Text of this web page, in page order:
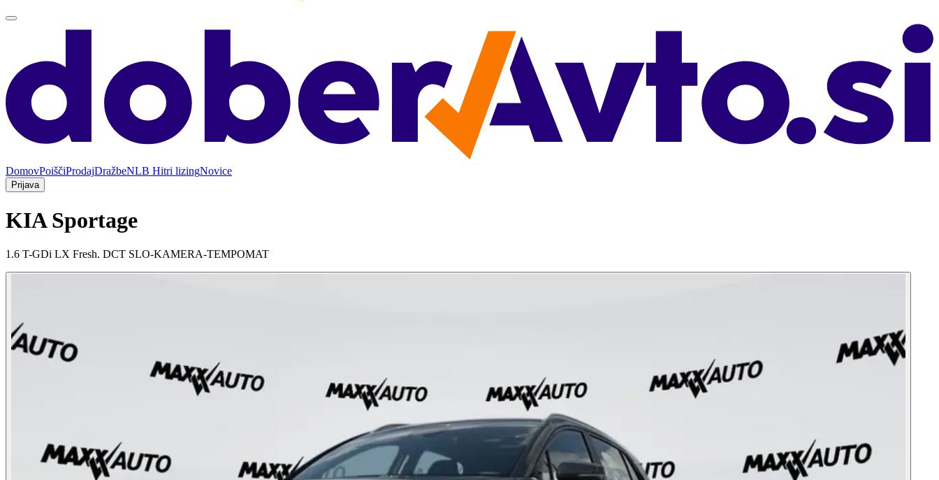
DomovPoiščiProdajDražbeNLB Hitri lizingNovice
Prijava
KIA Sportage
1.6 T-GDi LX Fresh. DCT SLO-KAMERA-TEMPOMAT